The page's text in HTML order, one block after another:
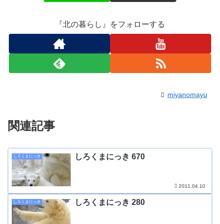
『北の暮らし』をフォローする
miyanomayu
関連記事
しろくまにっき しろくまにっき 670
2011.04.10
しろくまにっき しろくまにっき 280